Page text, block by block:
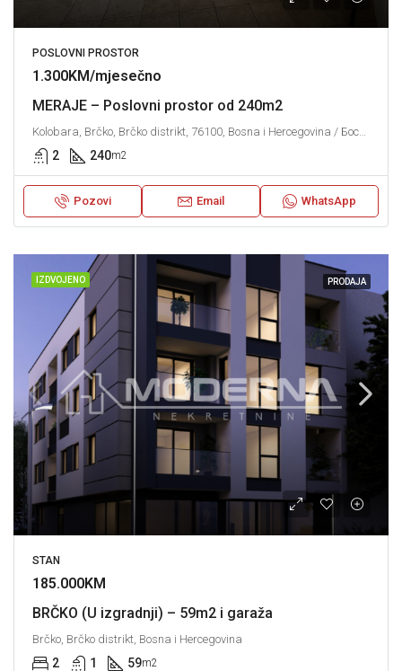
POSLOVNI PROSTOR
1.300KM/mjesečno
MERAJE – Poslovni prostor od 240m2
2 240m2
Pozovi Email WhatsApp
IZDVOJENO PRODAJA
STAN
185.000KM
BRČKO (U izgradnji) – 59m2 i garaža
Brčko, Brčko distrikt, Bosna i Hercegovina
2 1 59m2